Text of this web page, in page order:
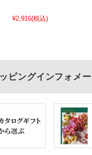
¥2,916(税込)
ピングインフォメ